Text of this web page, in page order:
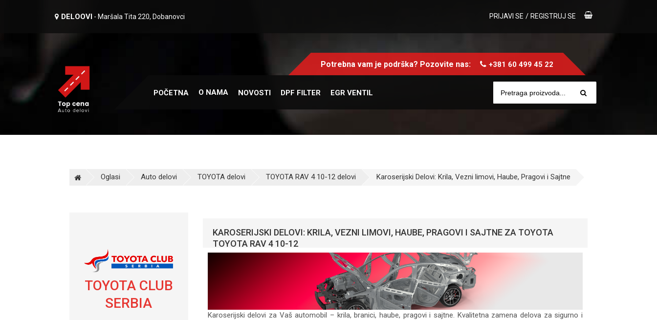
DELOOVI - Maršala Tita 220, Dobanovci PRIJAVI SE / REGISTRUJ SE
Potrebna vam je podrška? Pozovite nas: +381 60 499 45 22
POČETNA O NAMA NOVOSTI DPF FILTER EGR VENTIL
Oglasi Auto delovi TOYOTA delovi TOYOTA RAV 4 10-12 delovi Karoserijski Delovi: Krila, Vezni limovi, Haube, Pragovi i Sajtne
TOYOTA CLUB
SERBIA
KAROSERIJSKI DELOVI: KRILA, VEZNI LIMOVI, HAUBE, PRAGOVI I SAJTNE ZA TOYOTA
TOYOTA RAV 4 10-12
Karoserijski delovi za Vaš automobil – krila, branici, haube, pragovi i sajtne. Kvalitetna zamena delova za sigurno i